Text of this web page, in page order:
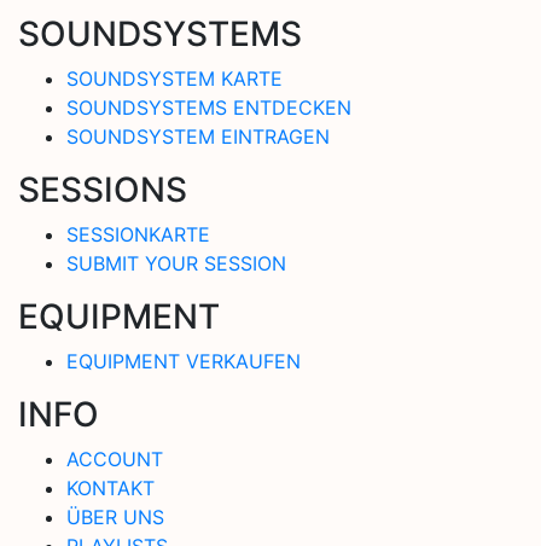
SOUNDSYSTEMS
SOUNDSYSTEM KARTE
SOUNDSYSTEMS ENTDECKEN
SOUNDSYSTEM EINTRAGEN
SESSIONS
SESSIONKARTE
SUBMIT YOUR SESSION
EQUIPMENT
EQUIPMENT VERKAUFEN
INFO
ACCOUNT
KONTAKT
ÜBER UNS